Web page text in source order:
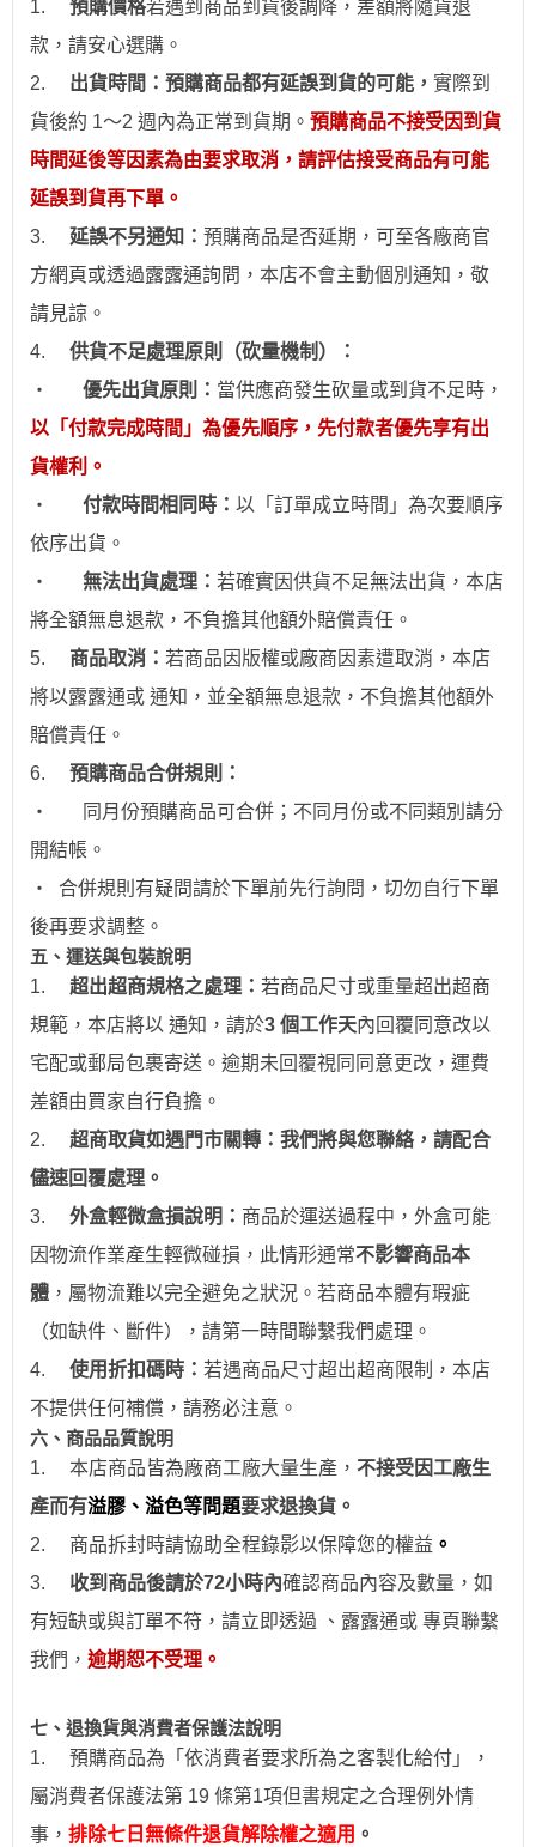
1. 預購價格若遇到 商品到貨後調降，差額將隨貨退
款，請安心選購。
2.
出貨時間：預購商品都有延誤到貨的可能， 實際到
貨後約 1～2 週內為正常到貨期。 預購商品不接受因到貨
時間延後等因素為由要求取消，請評估接受商品有可能
延誤到貨再下單。
3.
延誤不另通知： 預購商品是否延期，可至各廠商官
方網頁或透過露露通詢問，本店不會主動個別通知 ，敬
請見諒。
4.
供貨不足處理原則（砍量機制）：
‧
優先出貨原則： 當供應商發生砍量或到貨不足時，
以「付款完成時間」為優先順序，先付款者優先享有出
貨權利。
‧
付款時間相同時： 以「訂單成立時間」為次要順序
依序出貨。
‧
無法出貨處理： 若確實因供貨不足無法出貨，本店
將全額無息退款，不負擔其他額外賠償責任。
5.
商品取消： 若商品因版權或廠商因素遭取消，本店
將以露露通或 通知，並全額無息退款 ，不負擔其他額外
賠償責任。
6.
預購商品合併規則：
‧
同月份預購商品可合併；不同月份或不同類別請分
開結帳。
‧ 合併規則有疑問請於下單前先行詢問，切勿自行下單
後再要求調整。
五、運送與包裝說明
1.
超出超商規格之處理： 若商品尺寸或重量超出超商
規範，本店將以 通知，請於3 個工作天內回覆同意改以
宅配或郵局包裹寄送。逾期未回覆視同同意更改，運費
差額由買家自行負擔。
2.
超商取貨如遇門市關轉：我們將與您聯絡，請配合
儘速回覆處理。
3.
外盒輕微盒損說明： 商品於運送過程中，外盒可能
因物流作業產生輕微碰損，此情形通常不影響商品本
體 ，屬物流難以完全避免之狀況。若商品本體有瑕疵
（如缺件、斷件），請第一時間聯繫我們處理。
4.
使用折扣碼時： 若遇商品尺寸超出超商限制，本店
不提供任何補償，請務必注意。
六、商品品質說明
1.
本店商品皆為廠商工廠大量生產， 不接受因工廠生
產而有溢膠、溢色等問題要求退換貨。
2.
商品拆封時請協助全程錄影以保障您的權益 。
3.
收到商品後請於72小時內確認商品內容及數量，如
有短缺或與訂單不符，請立即透過
、露露通或 專頁聯繫
我們， 逾期恕不受理。
七、退換貨與消費者保護法說明
1.
預購商品為「依消費者要求所為之客製化給付」，
屬消費者保護法第 19 條第1項但書規定之合理例外情
事， 排除七日無條件退貨解除權之適用 。